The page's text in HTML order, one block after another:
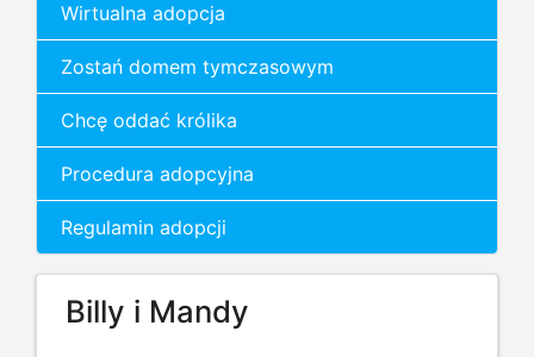
Wirtualna adopcja
Zostań domem tymczasowym
Chcę oddać królika
Procedura adopcyjna
Regulamin adopcji
Billy i Mandy